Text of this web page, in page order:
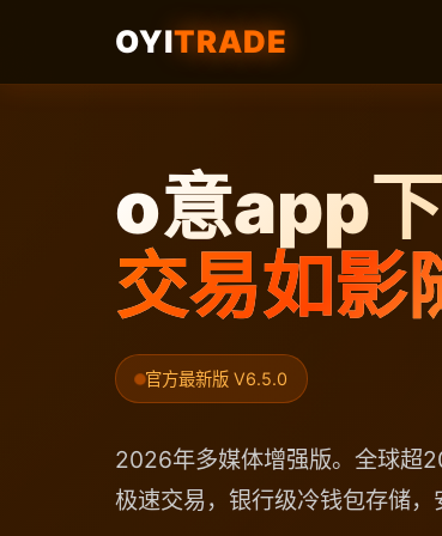
OYITRADE
o意app
交易如影
官方最新版 V6.5.0
2026年多媒体增强版。全球超
极速交易，银行级冷钱包存储，